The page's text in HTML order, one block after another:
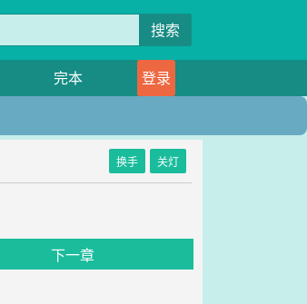
搜索
完本
登录
换手 关灯
下一章